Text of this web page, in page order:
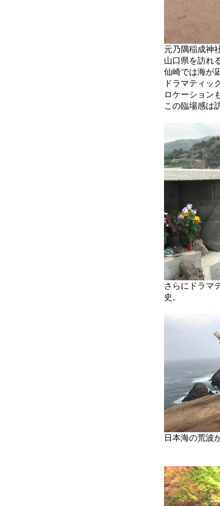
元乃隅稲成神
山口県を訪れ
仙崎では海が
ドラマティッ
ロケーション
この臨場感は
さらにドラマ
史。
日本海の荒波